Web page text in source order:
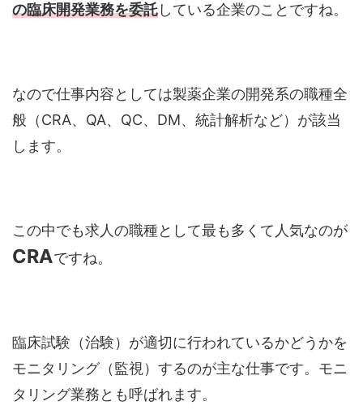
の臨床開発業務を委託している企業のことですね。
なので仕事内容としては製薬企業の開発系の職種全
般（CRA、QA、QC、DM、統計解析など）が該当
します。
この中でも求人の職種として最も多くて人気なのが
CRAですね。
臨床試験（治験）が適切に行われているかどうかを
モニタリング（監視）するのが主な仕事です。モニ
タリング業務とも呼ばれます。